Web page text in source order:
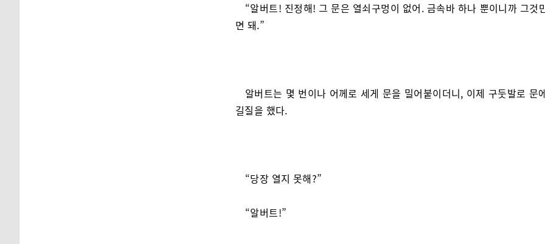
“알버트! 진정해! 그 문은 열쇠구멍이 없어. 금속바 하나 뿐이니까 그것
면 돼.”
알버트는 몇 번이나 어께로 세게 문을 밀어붙이더니, 이제 구둣발로 문
길질을 했다.
“당장 열지 못해?”
“알버트!”